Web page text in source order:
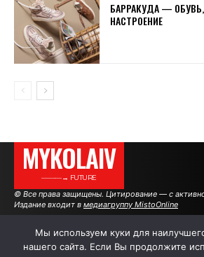
БАРРАКУДА —
НАСТРОЕНИЕ
MYKOLAIV
———→ FUTURE
© Все права защищены. Цитирование — с
Издание входит в медиагруппу MistoOnline
АВТОРЫ
Мы используем куки для
нашего сайта. Если Вы продолжите